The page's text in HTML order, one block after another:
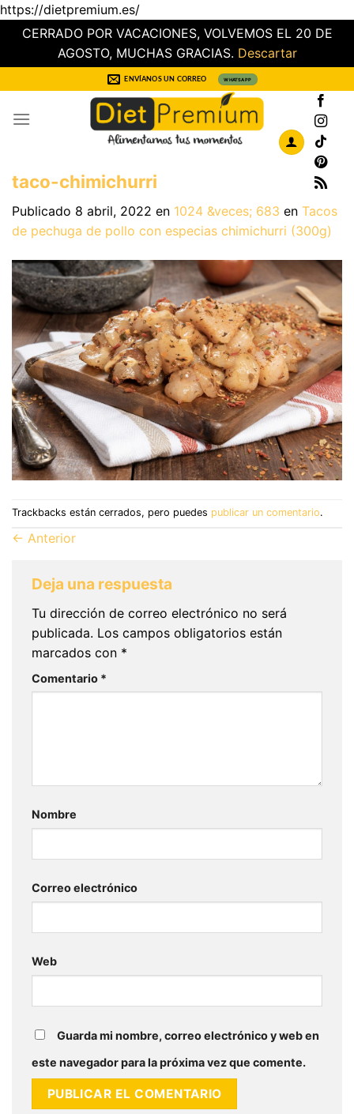
https://dietpremium.es/
CERRADO POR VACACIONES, VOLVEMOS EL 20 DE
AGOSTO, MUCHAS GRACIAS. Descartar
al
contenido
ENVÍANOS UN CORREO WHATSAPP
taco-chimichurri
Publicado 8 abril, 2022 en 1024 &veces; 683 en Tacos
de pechuga de pollo con especias chimichurri (300g)
Trackbacks están cerrados, pero puedes publicar un comentario.
← Anterior
Deja una respuesta
Tu dirección de correo electrónico no será
publicada. Los campos obligatorios están
marcados con *
Comentario *
Nombre
Correo electrónico
Web
Guarda mi nombre, correo electrónico y web en
este navegador para la próxima vez que comente.